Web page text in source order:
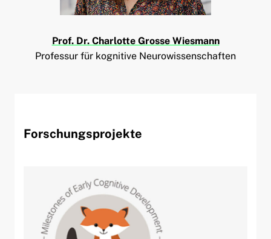
Prof. Dr. Charlotte Grosse Wiesmann
Professur für kognitive Neurowissenschaften
Forschungsprojekte